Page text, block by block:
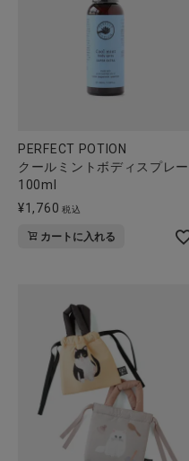
PERFECT POTION
クールミントボディスプレー
100ml
¥1,760 税込
カートに入れる